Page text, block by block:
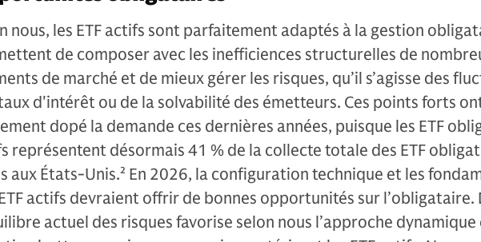
nous, les ETF actifs sont parfaitement adaptés à la gestion
de composer avec les inefficiences structurelles de
de marché et de mieux gérer les risques, qu’il s’agisse des
d'intérêt ou de la solvabilité des émetteurs. Ces points forts
dopé la demande ces dernières années, puisque les ETF
représentent désormais 41 % de la collecte totale des ETF
aux États-Unis.2 En 2026, la configuration technique et les
actifs devraient offrir de bonnes opportunités sur l’obligataire.
actuel des risques favorise selon nous l’approche dynamique